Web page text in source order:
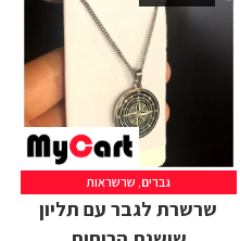
מידע נוסף
גברים שרשראות
שרשרת לגבר עם תליון